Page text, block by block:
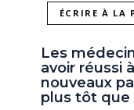
ÉCRIRE À LA
Les
avoir réussi
nouveaux
plus tôt que